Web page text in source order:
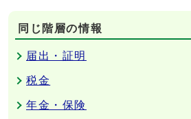
同じ階層の情報
届出・証明
税金
年金・保険